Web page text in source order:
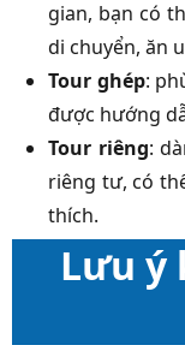
gian, bạn có
di chuyển, ăn
Tour ghép:
được hướng
Tour riêng:
riêng tư, có
thích.
Lưu ý